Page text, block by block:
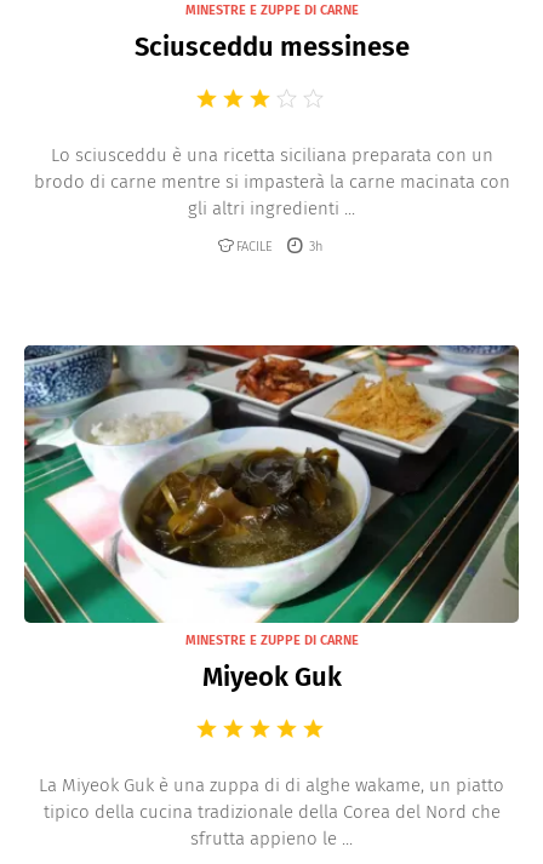
MINESTRE E ZUPPE DI CARNE
Sciusceddu messinese
Lo sciusceddu è una ricetta siciliana preparata con un
brodo di carne mentre si impasterà la carne macinata con
gli altri ingredienti ...
FACILE 3h
MINESTRE E ZUPPE DI CARNE
Miyeok Guk
La Miyeok Guk è una zuppa di di alghe wakame, un piatto
tipico della cucina tradizionale della Corea del Nord che
sfrutta appieno le ...